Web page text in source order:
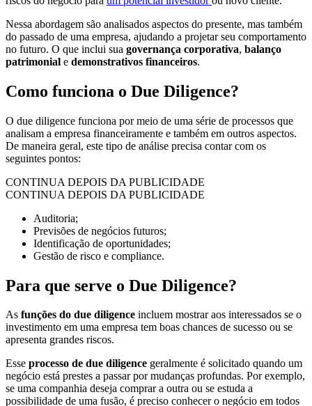
Nessa abordagem são analisados aspectos do presente, mas também
do passado de uma empresa, ajudando a projetar seu comportamento
no futuro. O que inclui sua governança corporativa, balanço
patrimonial e demonstrativos financeiros.
Como funciona o Due Diligence?
O due diligence funciona por meio de uma série de processos que
analisam a empresa financeiramente e também em outros aspectos.
De maneira geral, este tipo de análise precisa contar com os
seguintes pontos:
CONTINUA DEPOIS DA PUBLICIDADE
CONTINUA DEPOIS DA PUBLICIDADE
Auditoria;
Previsões de negócios futuros;
Identificação de oportunidades;
Gestão de risco e compliance.
Para que serve o Due Diligence?
As funções do due diligence incluem mostrar aos interessados se o
investimento em uma empresa tem boas chances de sucesso ou se
apresenta grandes riscos.
Esse processo de due diligence geralmente é solicitado quando um
negócio está prestes a passar por mudanças profundas. Por exemplo,
se uma companhia deseja comprar a outra ou se estuda a
possibilidade de uma fusão, é preciso conhecer o negócio em todos